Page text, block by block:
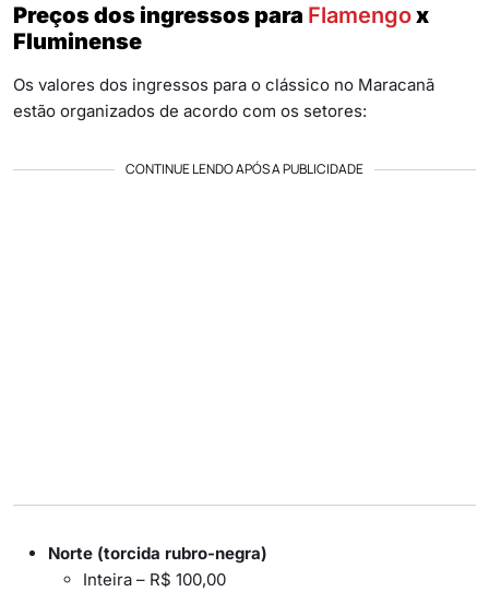
Preços dos ingressos para Flamengox
Fluminense
Os valores dos ingressos para o clássico no Maracanã
estão organizados de acordo com os setores:
CONTINUE LENDO APÓS A PUBLICIDADE
Norte (torcida rubro-negra)
Inteira – R$ 100,00